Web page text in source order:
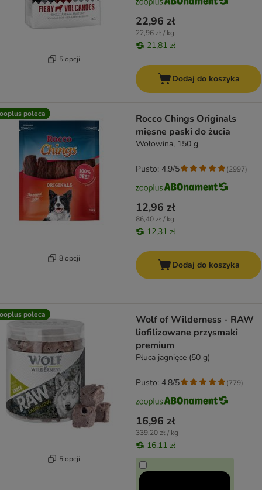
5 opcji
22,96 zł
22,96 zł / kg
21,81 zł
Dodaj do koszyka
poleca
8 opcji
Rocco Chings Originals
mięsne paski do żucia
Wołowina, 150 g
12,96 zł
86,40 zł / kg
12,31 zł
Pusto: 4.9/5 (2997)
Dodaj do koszyka
poleca
5 opcji
Wolf of Wilderness - RAW
liofilizowane przysmaki
premium
Płuca jagnięce (50 g)
16,96 zł
339,20 zł / kg
16,11 zł
Pusto: 4.8/5 (779)